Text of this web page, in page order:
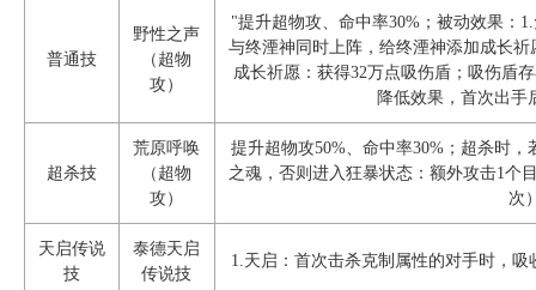
普通技
野性之声
（超物
攻）
"提升超物攻、命中率30%；被动效果：
与终湮神同时上阵，给终湮神添加成长
成长祈愿：获得32万点吸伤盾；吸伤盾
降低效果，首次出手
超杀技
荒原呼唤
（超物
攻）
提升超物攻50%、命中率30%；超杀时
之魂，否则进入狂暴状态：额外攻击1个
次
天启传说
技
泰德天启
传说技
1.天启：首次击杀克制属性的对手时，